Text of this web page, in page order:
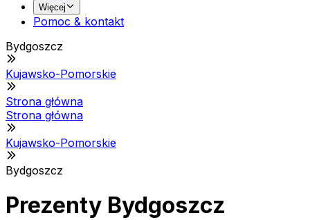
Więcej
Pomoc & kontakt
Bydgoszcz
Kujawsko-Pomorskie
Strona główna
Strona główna
Kujawsko-Pomorskie
Bydgoszcz
Prezenty Bydgoszcz